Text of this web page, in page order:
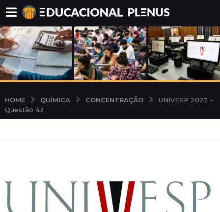
HOME QUÍMICA CONCENTRAÇÃO
UNIVESP 2022 -
Questão 43